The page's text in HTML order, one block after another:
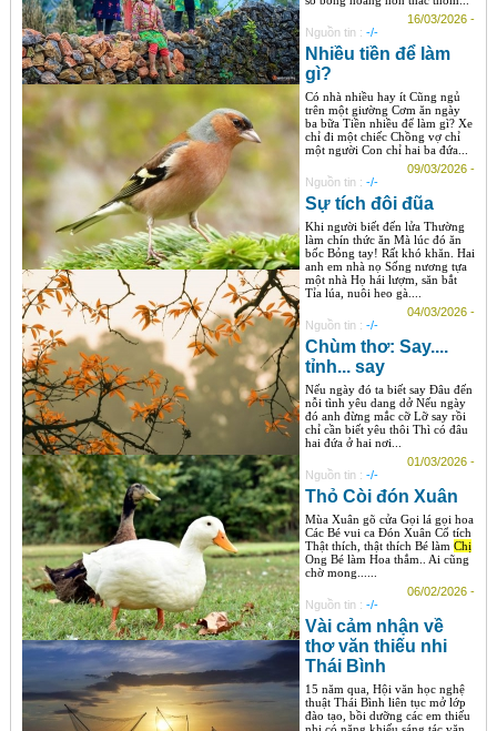
16/03/2026 -
Nguồn tin : -/-
Nhiều tiền để làm
gì?
Có nhà nhiều hay ít Cũng ngủ
trên một giường Cơm ăn ngày
ba bữa Tiền nhiều để làm gì? Xe
chỉ đi một chiếc Chồng vợ chỉ
một người Con chỉ hai ba đứa...
09/03/2026 -
Nguồn tin : -/-
Sự tích đôi đũa
Khi người biết đến lửa Thường
làm chín thức ăn Mà lúc đó ăn
bốc Bỏng tay! Rất khó khăn. Hai
anh em nhà nọ Sống nương tựa
một nhà Họ hái lượm, săn bắt
Tỉa lúa, nuôi heo gà....
04/03/2026 -
Nguồn tin : -/-
Chùm thơ: Say....
tỉnh... say
Nếu ngày đó ta biết say Đâu đến
nỗi tình yêu dang dở Nếu ngày
đó anh đừng mắc cỡ Lỡ say rồi
chỉ cần biết yêu thôi Thì có đâu
hai đứa ở hai nơi...
01/03/2026 -
Nguồn tin : -/-
Thỏ Còi đón Xuân
Mùa Xuân gõ cửa Gọi lá gọi hoa
Các Bé vui ca Đón Xuân Cổ tích
Thật thích, thật thích Bé làm Chị
Ong Bé làm Hoa thắm.. Ai cũng
chờ mong......
06/02/2026 -
Nguồn tin : -/-
Vài cảm nhận về
thơ văn thiếu nhi
Thái Bình
15 năm qua, Hội văn học nghệ
thuật Thái Bình liên tục mở lớp
đào tạo, bồi dưỡng các em thiếu